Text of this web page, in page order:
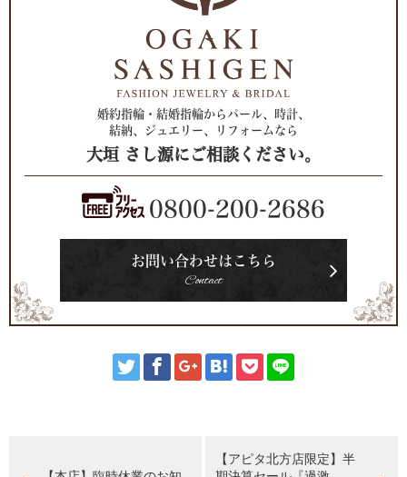
婚約指輪・結婚指輪からパール、時計、
結納、ジュエリー、リフォームなら
大垣 さし源にご相談ください。
0800-200-2686
お問い合わせはこちら
Contact
【アピタ北方店限定】半